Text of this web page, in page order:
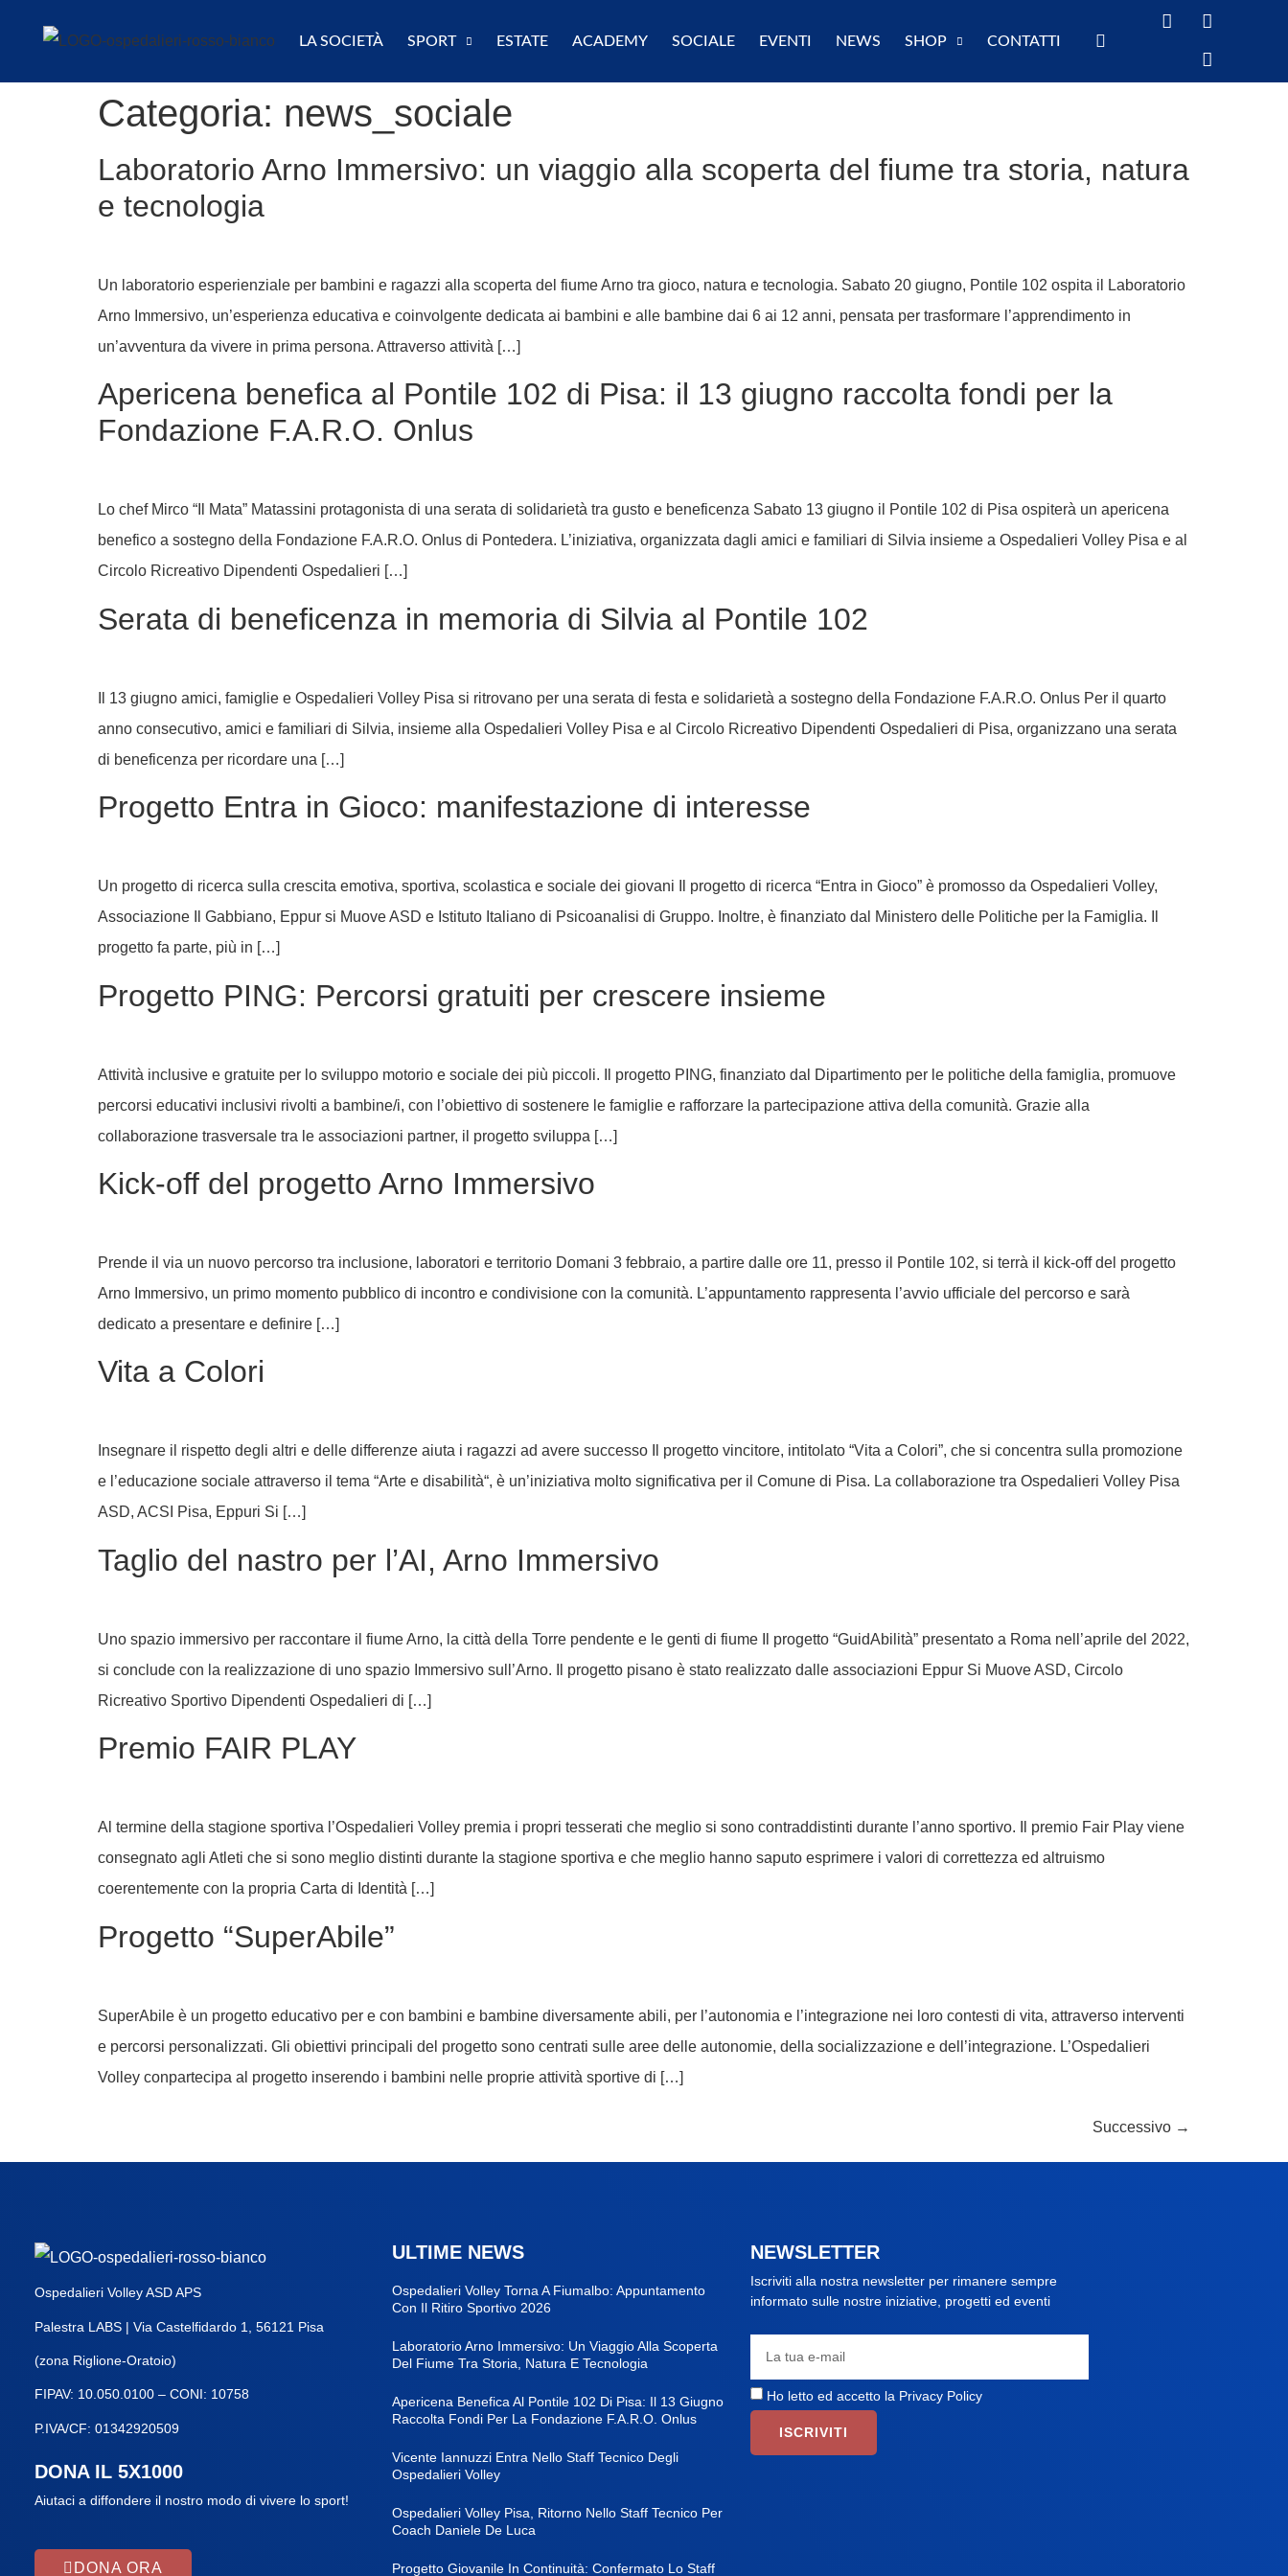
LA SOCIETÀ SPORT ESTATE ACADEMY SOCIALE EVENTI NEWS SHOP CONTATTI
Categoria: news_sociale
Laboratorio Arno Immersivo: un viaggio alla scoperta del fiume tra storia, natura
e tecnologia
Un laboratorio esperienziale per bambini e ragazzi alla scoperta del fiume Arno tra gioco, natura e tecnologia. Sabato 20 giugno, Pontile 102 ospita il Laboratorio
Arno Immersivo, un’esperienza educativa e coinvolgente dedicata ai bambini e alle bambine dai 6 ai 12 anni, pensata per trasformare l’apprendimento in
un’avventura da vivere in prima persona. Attraverso attività […]
Apericena benefica al Pontile 102 di Pisa: il 13 giugno raccolta fondi per la
Fondazione F.A.R.O. Onlus
Lo chef Mirco “Il Mata” Matassini protagonista di una serata di solidarietà tra gusto e beneficenza Sabato 13 giugno il Pontile 102 di Pisa ospiterà un apericena
benefico a sostegno della Fondazione F.A.R.O. Onlus di Pontedera. L’iniziativa, organizzata dagli amici e familiari di Silvia insieme a Ospedalieri Volley Pisa e al
Circolo Ricreativo Dipendenti Ospedalieri […]
Serata di beneficenza in memoria di Silvia al Pontile 102
Il 13 giugno amici, famiglie e Ospedalieri Volley Pisa si ritrovano per una serata di festa e solidarietà a sostegno della Fondazione F.A.R.O. Onlus Per il quarto
anno consecutivo, amici e familiari di Silvia, insieme alla Ospedalieri Volley Pisa e al Circolo Ricreativo Dipendenti Ospedalieri di Pisa, organizzano una serata
di beneficenza per ricordare una […]
Progetto Entra in Gioco: manifestazione di interesse
Un progetto di ricerca sulla crescita emotiva, sportiva, scolastica e sociale dei giovani Il progetto di ricerca “Entra in Gioco” è promosso da Ospedalieri Volley,
Associazione Il Gabbiano, Eppur si Muove ASD e Istituto Italiano di Psicoanalisi di Gruppo. Inoltre, è finanziato dal Ministero delle Politiche per la Famiglia. Il
progetto fa parte, più in […]
Progetto PING: Percorsi gratuiti per crescere insieme
Attività inclusive e gratuite per lo sviluppo motorio e sociale dei più piccoli. Il progetto PING, finanziato dal Dipartimento per le politiche della famiglia, promuove
percorsi educativi inclusivi rivolti a bambine/i, con l’obiettivo di sostenere le famiglie e rafforzare la partecipazione attiva della comunità. Grazie alla
collaborazione trasversale tra le associazioni partner, il progetto sviluppa […]
Kick-off del progetto Arno Immersivo
Prende il via un nuovo percorso tra inclusione, laboratori e territorio Domani 3 febbraio, a partire dalle ore 11, presso il Pontile 102, si terrà il kick-off del progetto
Arno Immersivo, un primo momento pubblico di incontro e condivisione con la comunità. L’appuntamento rappresenta l’avvio ufficiale del percorso e sarà
dedicato a presentare e definire […]
Vita a Colori
Insegnare il rispetto degli altri e delle differenze aiuta i ragazzi ad avere successo Il progetto vincitore, intitolato “Vita a Colori”, che si concentra sulla promozione
e l’educazione sociale attraverso il tema “Arte e disabilità“, è un’iniziativa molto significativa per il Comune di Pisa. La collaborazione tra Ospedalieri Volley Pisa
ASD, ACSI Pisa, Eppuri Si […]
Taglio del nastro per l’AI, Arno Immersivo
Uno spazio immersivo per raccontare il fiume Arno, la città della Torre pendente e le genti di fiume Il progetto “GuidAbilità” presentato a Roma nell’aprile del 2022,
si conclude con la realizzazione di uno spazio Immersivo sull’Arno. Il progetto pisano è stato realizzato dalle associazioni Eppur Si Muove ASD, Circolo
Ricreativo Sportivo Dipendenti Ospedalieri di […]
Premio FAIR PLAY
Al termine della stagione sportiva l’Ospedalieri Volley premia i propri tesserati che meglio si sono contraddistinti durante l’anno sportivo. Il premio Fair Play viene
consegnato agli Atleti che si sono meglio distinti durante la stagione sportiva e che meglio hanno saputo esprimere i valori di correttezza ed altruismo
coerentemente con la propria Carta di Identità […]
Progetto “SuperAbile”
SuperAbile è un progetto educativo per e con bambini e bambine diversamente abili, per l’autonomia e l’integrazione nei loro contesti di vita, attraverso interventi
e percorsi personalizzati. Gli obiettivi principali del progetto sono centrati sulle aree delle autonomie, della socializzazione e dell’integrazione. L’Ospedalieri
Volley conpartecipa al progetto inserendo i bambini nelle proprie attività sportive di […]
Successivo →
Ospedalieri Volley ASD APS
Palestra LABS | Via Castelfidardo 1, 56121 Pisa
(zona Riglione-Oratoio)
FIPAV: 10.050.0100 – CONI: 10758
P.IVA/CF: 01342920509
DONA IL 5X1000
Aiutaci a diffondere il nostro modo di vivere lo sport!
DONA ORA
ULTIME NEWS
Ospedalieri Volley Torna A Fiumalbo: Appuntamento
Con Il Ritiro Sportivo 2026
Laboratorio Arno Immersivo: Un Viaggio Alla Scoperta
Del Fiume Tra Storia, Natura E Tecnologia
Apericena Benefica Al Pontile 102 Di Pisa: Il 13 Giugno
Raccolta Fondi Per La Fondazione F.A.R.O. Onlus
Vicente Iannuzzi Entra Nello Staff Tecnico Degli
Ospedalieri Volley
Ospedalieri Volley Pisa, Ritorno Nello Staff Tecnico Per
Coach Daniele De Luca
Progetto Giovanile In Continuità: Confermato Lo Staff
NEWSLETTER
Iscriviti alla nostra newsletter per rimanere sempre
informato sulle nostre iniziative, progetti ed eventi
Ho letto ed accetto la Privacy Policy
ISCRIVITI